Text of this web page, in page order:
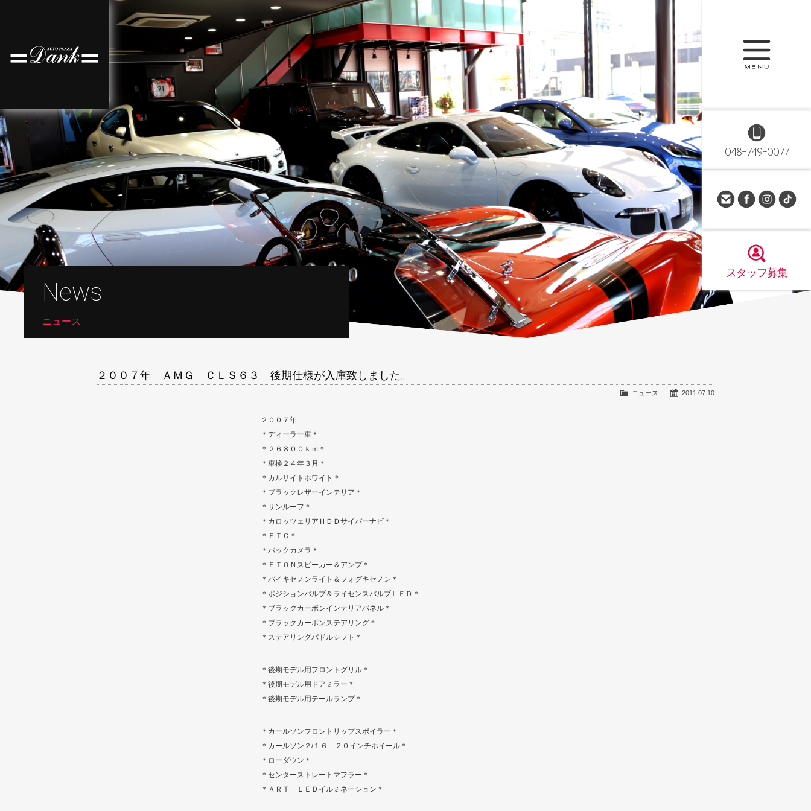
048-749-0077
スタッフ募集
News
ニュース
２００７年 ＡＭＧ ＣＬＳ６３ 後期仕様が入庫致しました。
2011.07.10
ニュース
２００７年
＊ディーラー車＊
＊２６８００ｋｍ＊
＊車検２４年３月＊
＊カルサイトホワイト＊
＊ブラックレザーインテリア＊
＊サンルーフ＊
＊カロッツェリアＨＤＤサイバーナビ＊
＊ＥＴＣ＊
＊バックカメラ＊
＊ＥＴＯＮスピーカー＆アンプ＊
＊バイキセノンライト＆フォグキセノン＊
＊ポジションバルブ＆ライセンスバルブＬＥＤ＊
＊ブラックカーボンインテリアパネル＊
＊ブラックカーボンステアリング＊
＊ステアリングパドルシフト＊
＊後期モデル用フロントグリル＊
＊後期モデル用ドアミラー＊
＊後期モデル用テールランプ＊
＊カールソンフロントリップスポイラー＊
＊カールソン２/１６ ２０インチホイール＊
＊ローダウン＊
＊センターストレートマフラー＊
＊ＡＲＴ ＬＥＤイルミネーション＊